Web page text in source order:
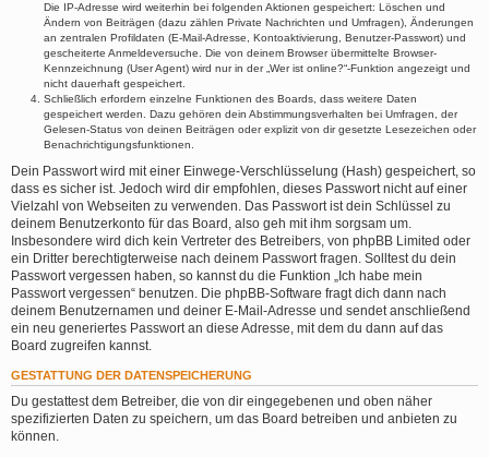
Die IP-Adresse wird weiterhin bei folgenden Aktionen gespeichert: Löschen und
Ändern von Beiträgen (dazu zählen Private Nachrichten und Umfragen), Änderungen
an zentralen Profildaten (E-Mail-Adresse, Kontoaktivierung, Benutzer-Passwort) und
gescheiterte Anmeldeversuche. Die von deinem Browser übermittelte Browser-
Kennzeichnung (User Agent) wird nur in der „Wer ist online?“-Funktion angezeigt und
nicht dauerhaft gespeichert.
Schließlich erfordern einzelne Funktionen des Boards, dass weitere Daten
gespeichert werden. Dazu gehören dein Abstimmungsverhalten bei Umfragen, der
Gelesen-Status von deinen Beiträgen oder explizit von dir gesetzte Lesezeichen oder
Benachrichtigungsfunktionen.
Dein Passwort wird mit einer Einwege-Verschlüsselung (Hash) gespeichert, so
dass es sicher ist. Jedoch wird dir empfohlen, dieses Passwort nicht auf einer
Vielzahl von Webseiten zu verwenden. Das Passwort ist dein Schlüssel zu
deinem Benutzerkonto für das Board, also geh mit ihm sorgsam um.
Insbesondere wird dich kein Vertreter des Betreibers, von phpBB Limited oder
ein Dritter berechtigterweise nach deinem Passwort fragen. Solltest du dein
Passwort vergessen haben, so kannst du die Funktion „Ich habe mein
Passwort vergessen“ benutzen. Die phpBB-Software fragt dich dann nach
deinem Benutzernamen und deiner E-Mail-Adresse und sendet anschließend
ein neu generiertes Passwort an diese Adresse, mit dem du dann auf das
Board zugreifen kannst.
GESTATTUNG DER DATENSPEICHERUNG
Du gestattest dem Betreiber, die von dir eingegebenen und oben näher
spezifizierten Daten zu speichern, um das Board betreiben und anbieten zu
können.